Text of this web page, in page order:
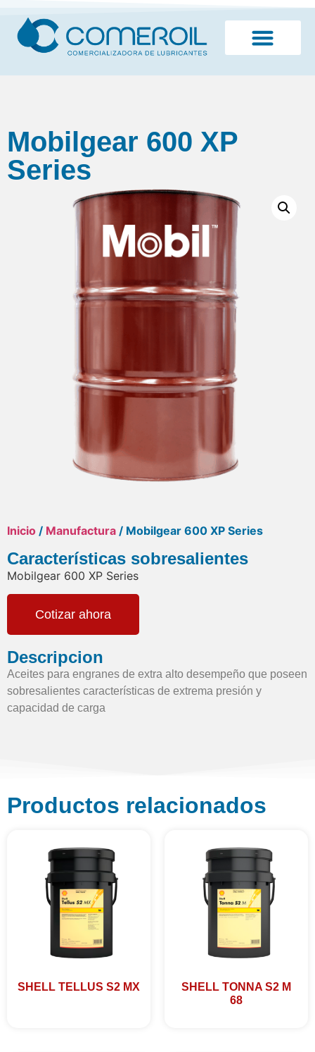
Mobilgear 600 XP
Series
Inicio / Manufactura / Mobilgear 600 XP Series
Características sobresalientes
Mobilgear 600 XP Series
Cotizar ahora
Descripcion
Aceites para engranes de extra alto desempeño que poseen
sobresalientes características de extrema presión y
capacidad de carga
Productos relacionados
SHELL TELLUS S2 MX
SHELL TONNA S2 M
68